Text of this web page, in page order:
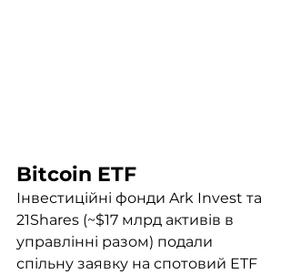
Bitcoin ETF
Інвестиційні фонди Ark Invest та
21Shares (~$17 млрд активів в
управлінні разом) подали
спільну заявку на спотовий ETF